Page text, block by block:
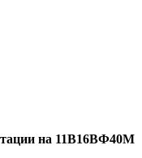
на 11В16ВФ40М